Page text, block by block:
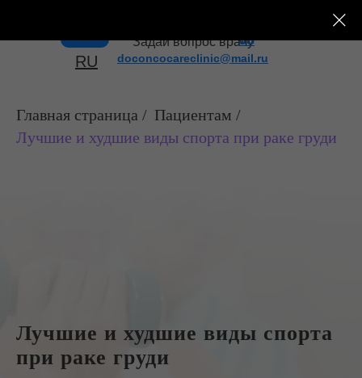
RU
Задай вопрос врачу
08
doconcocareclinic@mail.ru
Главная страница / Пациентам /
Лучшие и худшие виды спорта при раке груди
Лучшие и худшие виды спорта
при раке груди